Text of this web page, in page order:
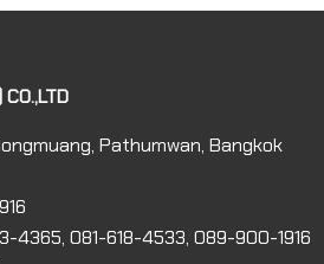
CO.,LTD
Pathumwan, Bangkok
4365, 081-618-4533, 089-900-1916